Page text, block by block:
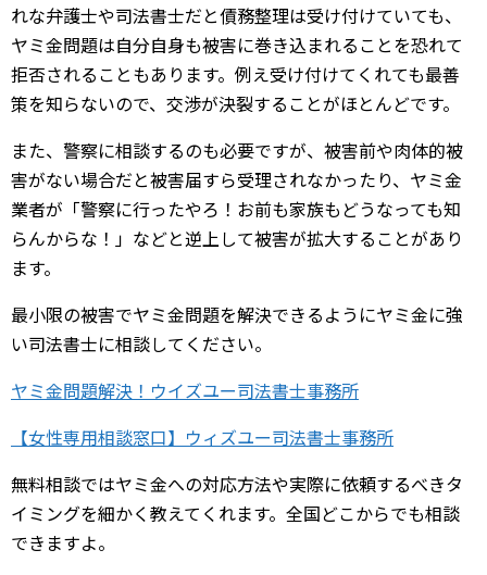
れな弁護士や司法書士だと債務整理は受け付けていても、
ヤミ金問題は自分自身も被害に巻き込まれることを恐れて
拒否されることもあります。例え受け付けてくれても最善
策を知らないので、交渉が決裂することがほとんどです。
また、警察に相談するのも必要ですが、被害前や肉体的被
害がない場合だと被害届すら受理されなかったり、ヤミ金
業者が「警察に行ったやろ！お前も家族もどうなっても知
らんからな！」などと逆上して被害が拡大することがあり
ます。
最小限の被害でヤミ金問題を解決できるようにヤミ金に強
い司法書士に相談してください。
ヤミ金問題解決！ウイズユー司法書士事務所
【女性専用相談窓口】ウィズユー司法書士事務所
無料相談ではヤミ金への対応方法や実際に依頼するべきタ
イミングを細かく教えてくれます。全国どこからでも相談
できますよ。